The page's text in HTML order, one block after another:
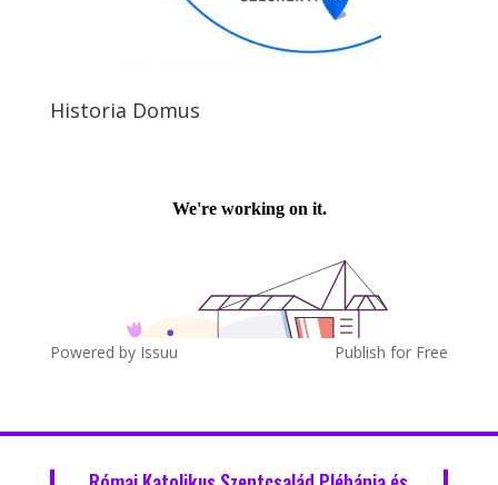
Historia Domus
Powered by Issuu Publish for Free